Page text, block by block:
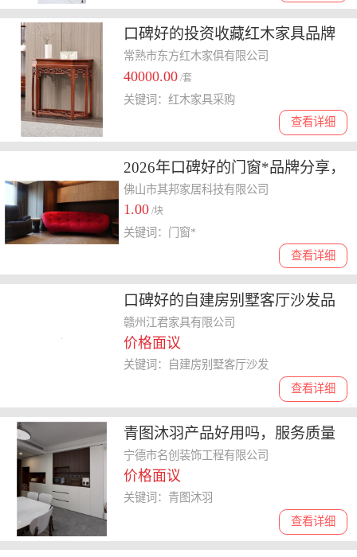
口碑好的投资收藏红木家具品牌
盘点，哪家性价比高
常熟市东方红木家俱有限公司
40000.00 /套
查看详细
关键词：红木家具采购
2026年口碑好的门窗*品牌分享，
铝合金门窗*选哪家
佛山市其邦家居科技有限公司
1.00 /块
查看详细
关键词：门窗*
口碑好的自建房别墅客厅沙发品
牌分析，实木材质及售后服务靠
谱吗
赣州江君家具有限公司
价格面议
查看详细
关键词：自建房别墅客厅沙发
青图沐羽产品好用吗，服务质量
与技术更新能力值得关注
宁德市名创装饰工程有限公司
价格面议
查看详细
关键词：青图沐羽